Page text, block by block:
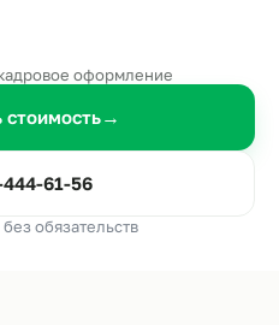
оформление
стоимость→
61-56
обязательств